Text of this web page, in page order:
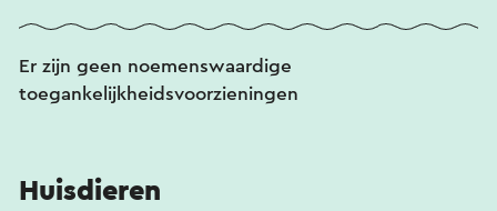
Er zijn geen noemenswaardige
toegankelijkheidsvoorzieningen
Huisdieren